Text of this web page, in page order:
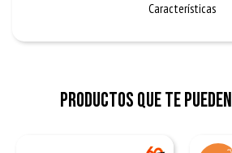
Características
Productos que te